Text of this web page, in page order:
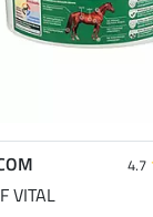
4.7
VITAL